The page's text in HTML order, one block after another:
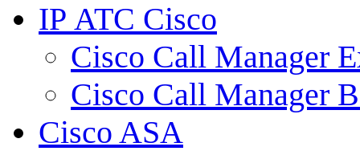
IP АТС Cisco
Cisco Call Manager
Cisco Call Manager
Cisco ASA